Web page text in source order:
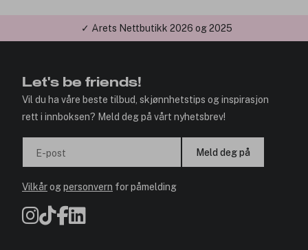
✓ Årets Nettbutikk 2026 og 2025
Let's be friends!
Vil du ha våre beste tilbud, skjønnhetstips og inspirasjon
rett i innboksen? Meld deg på vårt nyhetsbrev!
E-post Meld deg på
Vilkårogpersonvern for påmelding